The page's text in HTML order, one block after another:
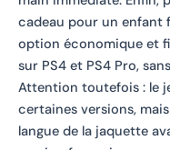
cadeau pour un enfant
option économique et
sur PS4 et PS4 Pro,
Attention toutefois : le
certaines versions,
langue de la jaquette